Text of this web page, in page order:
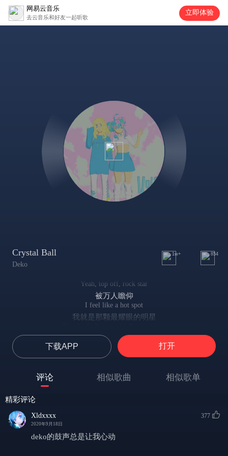
网易云音乐
去云音乐和好友一起听歌
立即体验
Crystal Ball
Deko
1w+ 854
Yeah, top off, rock star
被万人瞻仰
I feel like a hot spot
我就是那颗最耀眼的明星
哦，我已势不可挡
Riding round the city, it's so pretty
在这精心布置的城市里骑行
感觉自己要起飞了
Yeah, top off, rock star
下载APP 打开
评论 相似歌曲 相似歌单
精彩评论
Xldxxxx
2020年9月18日
377
deko的鼓声总是让我心动